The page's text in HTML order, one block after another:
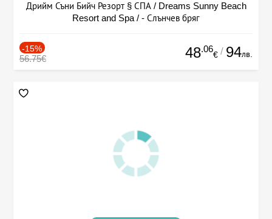
Дрийм Съни Бийч Резорт § СПА / Dreams Sunny Beach
Resort and Spa / - Слънчев бряг
-15%
56.75€ 48.06
€ / 94лв.